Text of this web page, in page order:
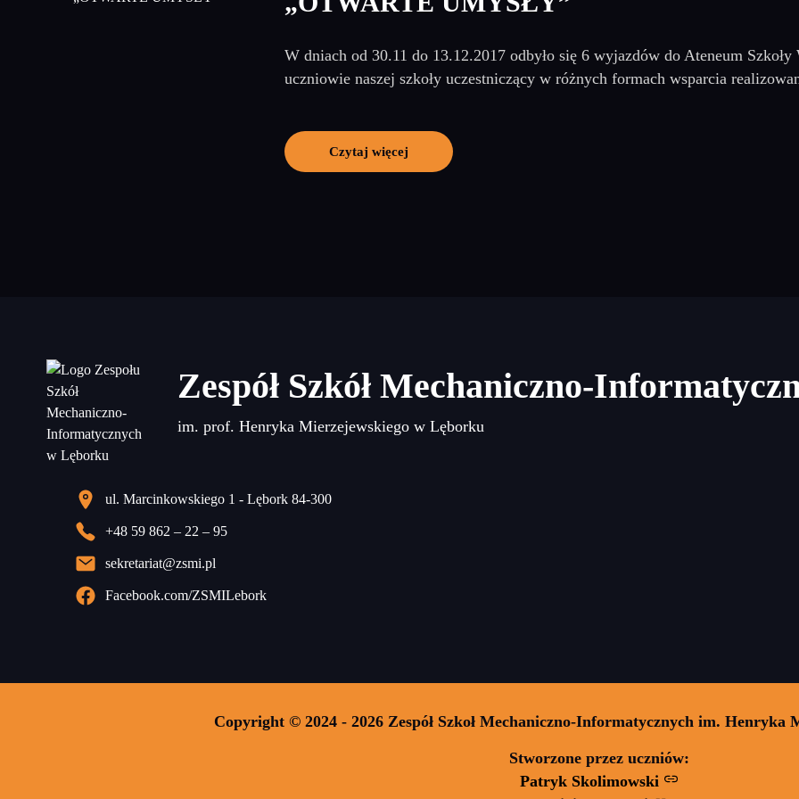
W dniach od 30.11 do 13.12.2017 odbyło się 6 wyjazdów do Ateneum
uczniowie naszej szkoły uczestniczący w różnych formach wsparcia
Czytaj więcej
Zespół Szkół Mechaniczno-
im. prof. Henryka Mierzejewskiego w Lęborku
ul. Marcinkowskiego 1 - Lębork 84-300
+48 59 862 – 22 – 95
sekretariat@zsmi.pl
Facebook.com/ZSMILebork
Copyright © 2024 - 2026 Zespół Szkoł Mechaniczno-Informatycznych im. Henryka
Stworzone przez uczniów:
Patryk Skolimowski